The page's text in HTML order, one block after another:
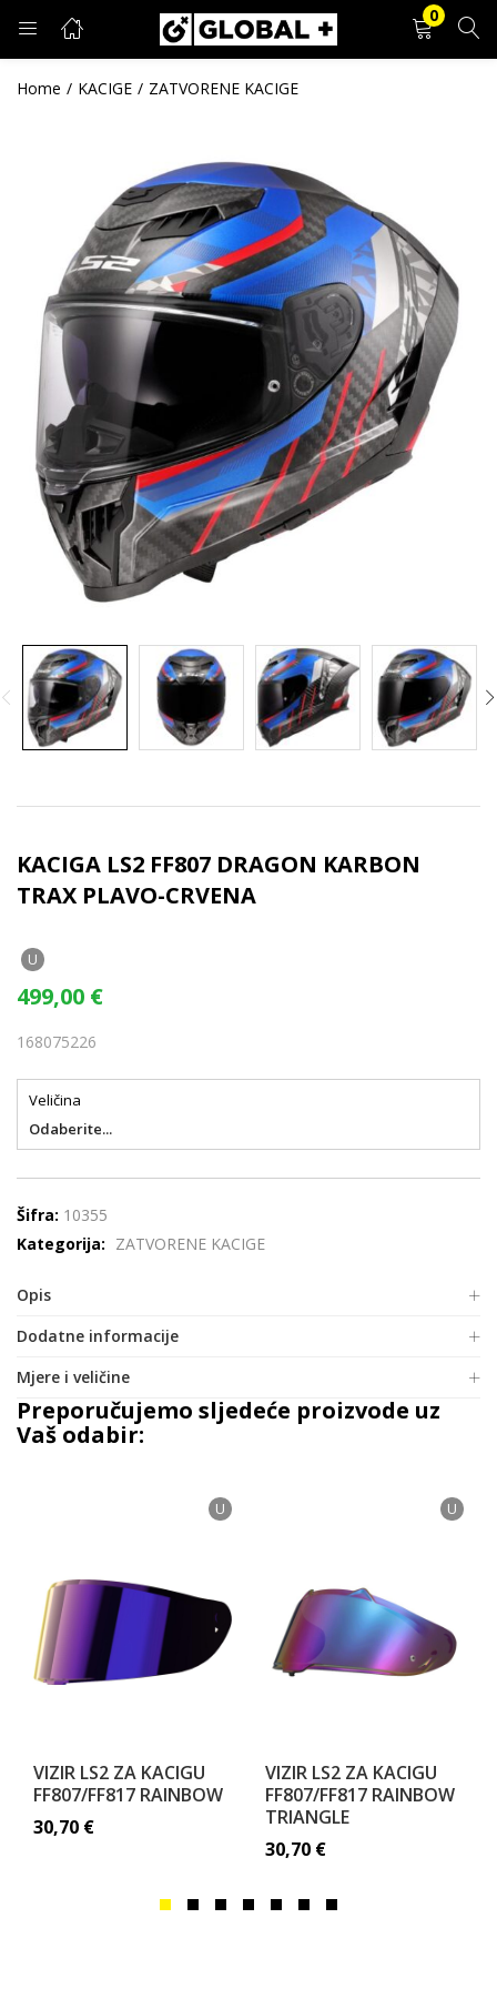
0
PRIJAVA REGISTRACIJA
Unesite svoje korisničko ime i lozinku.
Zapamti me
Zaboravljena lozinka?
Home KACIGE ZATVORENE KACIGE
KACIGA LS2 FF807 DRAGON KARBON
TRAX PLAVO-CRVENA
U
499,00 €
168075226
Veličina
Odaberite...
Šifra: 10355
Kategorija: ZATVORENE KACIGE
Opis
Dodatne informacije
Mjere i veličine
Preporučujemo sljedeće proizvode uz
Vaš odabir:
U
VIZIR LS2 ZA KACIGU
FF807/FF817 RAINBOW
30,70 €
U
VIZIR LS2 ZA KACIGU
FF807/FF817 RAINBOW
TRIANGLE
30,70 €